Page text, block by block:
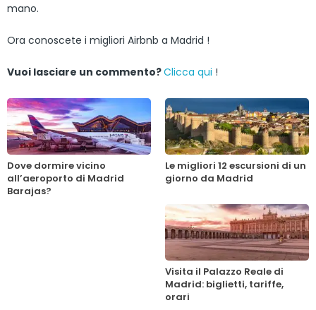
mano.
Ora conoscete i migliori Airbnb a Madrid !
Vuoi lasciare un commento?Clicca qui !
Dove dormire vicino
all’aeroporto di Madrid
Barajas?
Le migliori 12 escursioni di un
giorno da Madrid
Visita il Palazzo Reale di
Madrid: biglietti, tariffe,
orari